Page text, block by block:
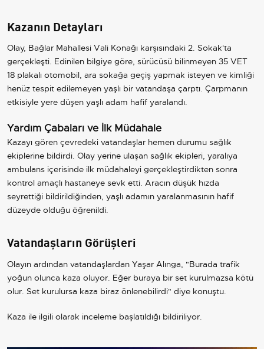
Kazanın Detayları
Olay, Bağlar Mahallesi Vali Konağı karşısındaki 2. Sokak'ta
gerçekleşti. Edinilen bilgiye göre, sürücüsü bilinmeyen 35 VET
18 plakalı otomobil, ara sokağa geçiş yapmak isteyen ve kimliği
henüz tespit edilemeyen yaşlı bir vatandaşa çarptı. Çarpmanın
etkisiyle yere düşen yaşlı adam hafif yaralandı.
Yardım Çabaları ve İlk Müdahale
Kazayı gören çevredeki vatandaşlar hemen durumu sağlık
ekiplerine bildirdi. Olay yerine ulaşan sağlık ekipleri, yaralıya
ambulans içerisinde ilk müdahaleyi gerçekleştirdikten sonra
kontrol amaçlı hastaneye sevk etti. Aracın düşük hızda
seyrettiği bildirildiğinden, yaşlı adamın yaralanmasının hafif
düzeyde olduğu öğrenildi.
Vatandaşların Görüşleri
Olayın ardından vatandaşlardan Yaşar Alınga, "Burada trafik
yoğun olunca kaza oluyor. Eğer buraya bir set kurulmazsa kötü
olur. Set kurulursa kaza biraz önlenebilirdi" diye konuştu.
Kaza ile ilgili olarak inceleme başlatıldığı bildiriliyor.